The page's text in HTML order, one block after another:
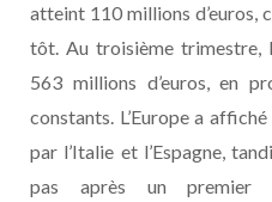
atteint 110 millions d’euros,
tôt. Au troisième trimestre,
563 millions d’euros, en
constants. L’Europe a
par l’Italie et l’Espagne,
pas après un premier